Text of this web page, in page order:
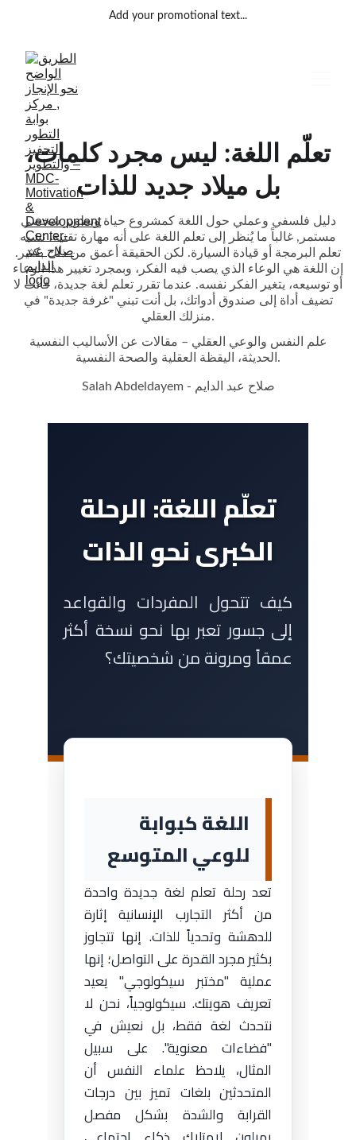
Add your promotional text...
تعلّم اللغة: ليس مجرد كلمات،
بل ميلاد جديد للذات
دليل فلسفي وعملي حول اللغة كمشروع حياة وتطوير شخصي
مستمر, غالباً ما يُنظر إلى تعلم اللغة على أنه مهارة تقنية، تشبه
تعلم البرمجة أو قيادة السيارة. لكن الحقيقة أعمق من ذلك بكثير.
إن اللغة هي الوعاء الذي يصب فيه الفكر، وبمجرد تغيير هذا الوعاء
أو توسيعه، يتغير الفكر نفسه. عندما تقرر تعلم لغة جديدة، فأنت لا
تضيف أداة إلى صندوق أدواتك، بل أنت تبني "غرفة جديدة" في
منزلك العقلي.
علم النفس والوعي العقلي – مقالات عن الأساليب النفسية
الحديثة، اليقظة العقلية والصحة النفسية.
Salah Abdeldayem - صلاح عبد الدايم